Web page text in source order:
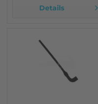
Details